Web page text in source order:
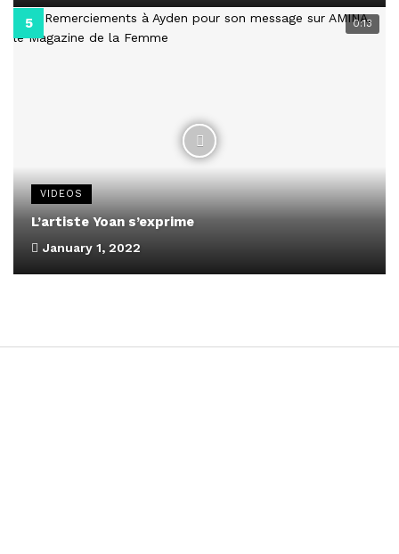
0:13
VIDEOS
L’artiste Yoan s’exprime
January 1, 2022